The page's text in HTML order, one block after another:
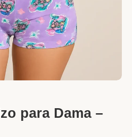
para Dama –